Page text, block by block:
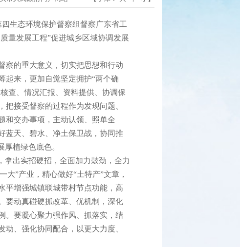
生态环境保护督察组督察广东省工
量发展工程”促进城乡区域协调发展
的重大意义，切实把思想和行动
起来，更加自觉坚定拥护“两个确
查、情况汇报、资料提供、协调保
接受督察的过程作为发现问题、
和交办事项，主动认领、照单全
蓝天、碧水、净土保卫战，协同推
植绿色底色。
出实招硬招，全面加力鼓劲，全力
”产业，精心做好“土特产”文章，
平增强城镇联城带村节点功能，高
要动真碰硬抓改革、优机制，深化
。要凝心聚力强作风、抓落实，结
、强化协同配合，以更大力度、